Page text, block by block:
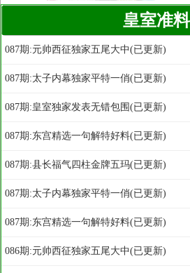
皇室准料
087期:元帅西征独家五尾大中(已更新)
087期:太子内幕独家平特一俏(已更新)
087期:皇室独家发表无错包围(已更新)
087期:东宫精选一句解特好料(已更新)
087期:县长福气四柱金牌五玛(已更新)
087期:太子内幕独家平特一俏(已更新)
087期:东宫精选一句解特好料(已更新)
086期:元帅西征独家五尾大中(已更新)